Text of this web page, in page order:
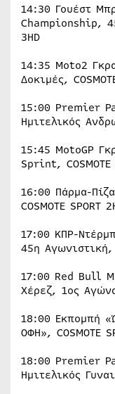
14:30 Γουέστ
Championship,
3HD
14:35 Moto2
Δοκιμές,
15:00 Premier
Ημιτελικός
15:45 MotoGP
Sprint, COSMOTE
16:00 Πάρμα-
COSMOTE SPORT
17:00 ΚΠΡ-
45η Αγωνιστική,
17:00 Red Bull
Χέρεζ, 1ος
18:00 Εκπομπή
ΟΦΗ», COSMOTE
18:00 Premier
Ημιτελικός